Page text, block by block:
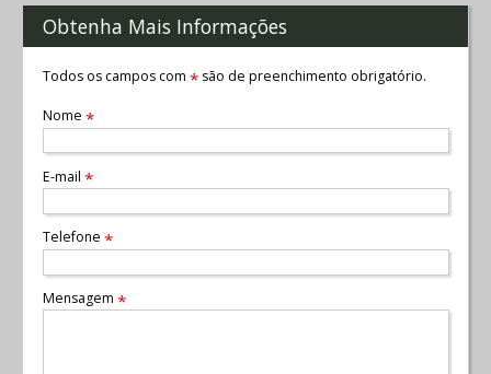
Obtenha Mais Informações
Todos os campos com *são de preenchimento obrigatório.
Nome *
E-mail *
Telefone *
Mensagem *